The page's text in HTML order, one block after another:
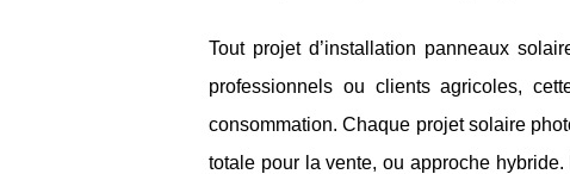
Tout projet d’installation panneaux
professionnels ou clients agricoles,
consommation. Chaque projet solaire
totale pour la vente, ou approche